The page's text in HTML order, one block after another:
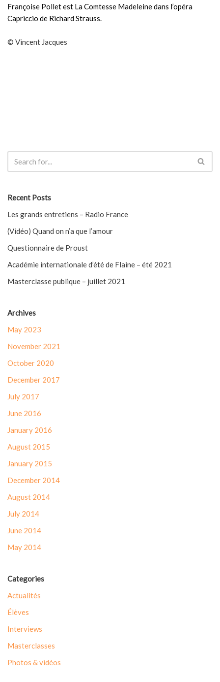
Françoise Pollet est La Comtesse Madeleine dans l’opéra
Capriccio de Richard Strauss.
© Vincent Jacques
Recent Posts
Les grands entretiens – Radio France
(Vidéo) Quand on n’a que l’amour
Questionnaire de Proust
Académie internationale d’été de Flaine – été 2021
Masterclasse publique – juillet 2021
Archives
May 2023
November 2021
October 2020
December 2017
July 2017
June 2016
January 2016
August 2015
January 2015
December 2014
August 2014
July 2014
June 2014
May 2014
Categories
Actualités
Élèves
Interviews
Masterclasses
Photos & vidéos